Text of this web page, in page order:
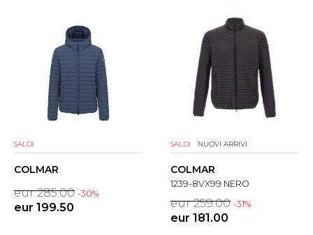
SALDI
COLMAR
eur 285.00 -30%
eur 199.50
SALDI NUOVI ARRIVI
COLMAR
1239-8VX99 NERO
eur 259.00 -31%
eur 181.00